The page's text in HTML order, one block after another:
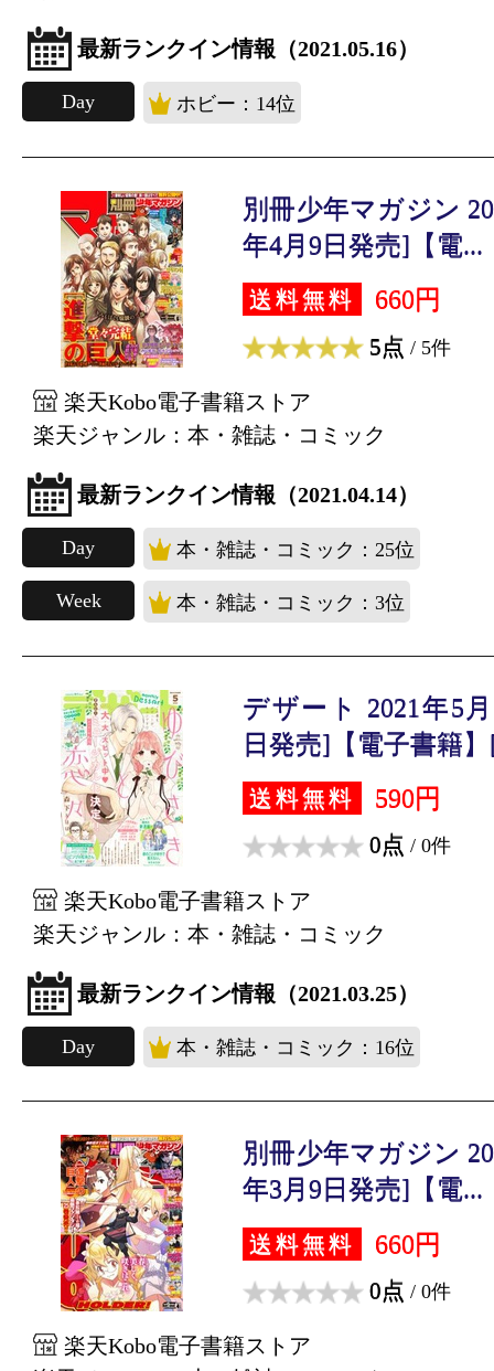
最新ランクイン情報（2021.05.16）
Day ホビー：14位
別冊少年マガジン
年4月9日発売]【電...
送料無料 660円
5点 / 5件
楽天Kobo電子書籍ストア
楽天ジャンル：本・雑誌・コミック
最新ランクイン情報（2021.04.14）
Day 本・雑誌・コミック：25位
Week 本・雑誌・コミック：3位
デザート 2021年5
日発売]【電子書籍
送料無料 590円
0点 / 0件
楽天Kobo電子書籍ストア
楽天ジャンル：本・雑誌・コミック
最新ランクイン情報（2021.03.25）
Day 本・雑誌・コミック：16位
別冊少年マガジン
年3月9日発売]【電...
送料無料 660円
0点 / 0件
楽天Kobo電子書籍ストア